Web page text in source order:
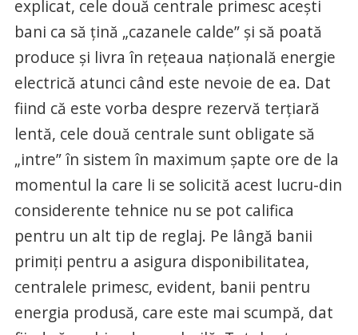
explicat, cele două centrale primesc aceşti
bani ca să ţină „cazanele calde” şi să poată
produce şi livra în reţeaua naţională energie
electrică atunci când este nevoie de ea. Dat
fiind că este vorba despre rezervă terţiară
lentă, cele două centrale sunt obligate să
„intre” în sistem în maximum şapte ore de la
momentul la care li se solicită acest lucru-din
considerente tehnice nu se pot califica
pentru un alt tip de reglaj. Pe lângă banii
primiţi pentru a asigura disponibilitatea,
centralele primesc, evident, banii pentru
energia produsă, care este mai scumpă, dat